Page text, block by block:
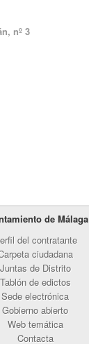
nº 3
de Málaga
del contratante
ciudadana
Juntas de Distrito
Tablón de edictos
Sede electrónica
Gobierno abierto
Web temática
Contacta